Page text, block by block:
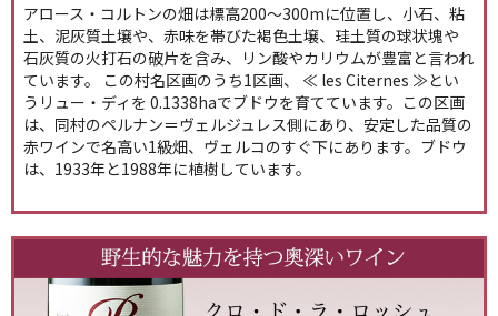
アロース・コルトンの畑は標高200～300mに位置し、小石、粘
土、泥灰質土壌や、赤味を帯びた褐色土壌、珪土質の球状塊や
石灰質の火打石の破片を含み、リン酸やカリウムが豊富と言われ
ています。 この村名区画のうち1区画、 ≪ les Citernes ≫とい
うリュー・ディを 0.1338haでブドウを育てています。この区画
は、同村のペルナン＝ヴェルジュレス側にあり、安定した品質の
赤ワインで名高い1級畑、ヴェルコのすぐ下にあります。ブドウ
は、1933年と1988年に植樹しています。